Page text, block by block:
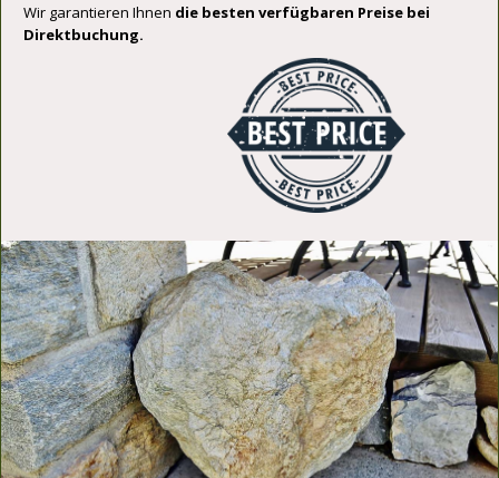
Wir garantieren Ihnen die besten verfügbaren Preise bei
Direktbuchung.